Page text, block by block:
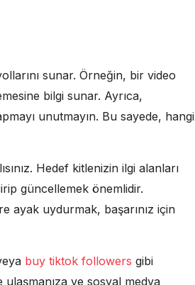
sunar. Örneğin, bir video
bilgi sunar. Ayrıca,
unutmayın. Bu sayede, hangi
Hedef kitlenizin ilgi alanları
güncellemek önemlidir.
ayak uydurmak, başarınız için
buy tiktok followers gibi
ve sosyal medya